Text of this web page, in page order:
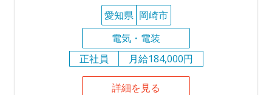
愛知県 岡崎市
電気・電装
正社員
月給184,000円
詳細を見る